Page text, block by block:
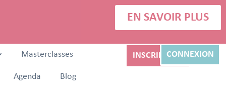
EN SAVOIR PLUS
Masterclasses
Agenda Blog
INSCRIPTIONCONNEXION